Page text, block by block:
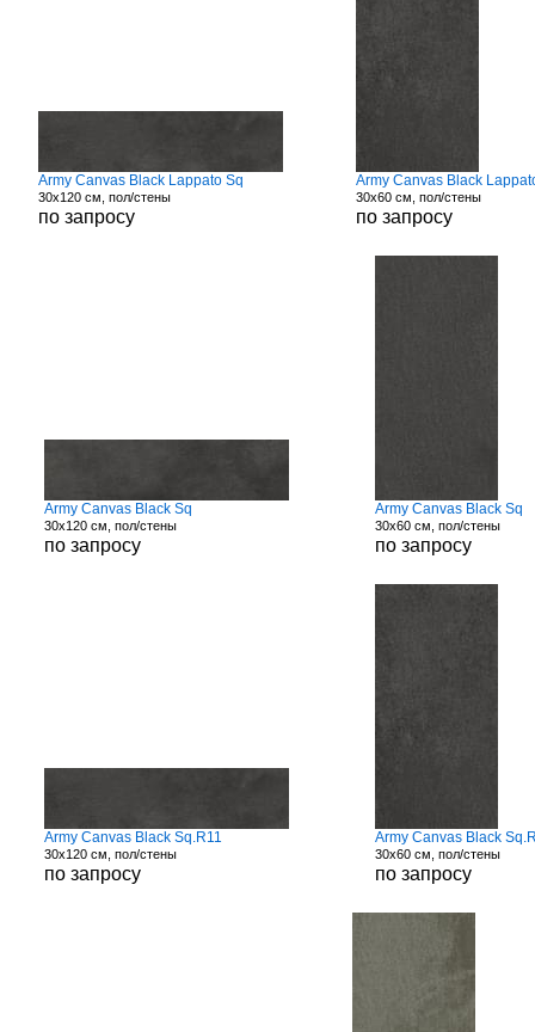
Army Canvas Black Lappato Sq
30x120 см, пол/стены
по запросу
Army Canvas Black
30x60 см, пол/стены
по запросу
Army Canvas Black Sq
30x120 см, пол/стены
по запросу
Army Canvas Black Sq
30x60 см, пол/стены
по запросу
Army Canvas Black Sq.R11
30x120 см, пол/стены
по запросу
Army Canvas Black
30x60 см, пол/стены
по запросу